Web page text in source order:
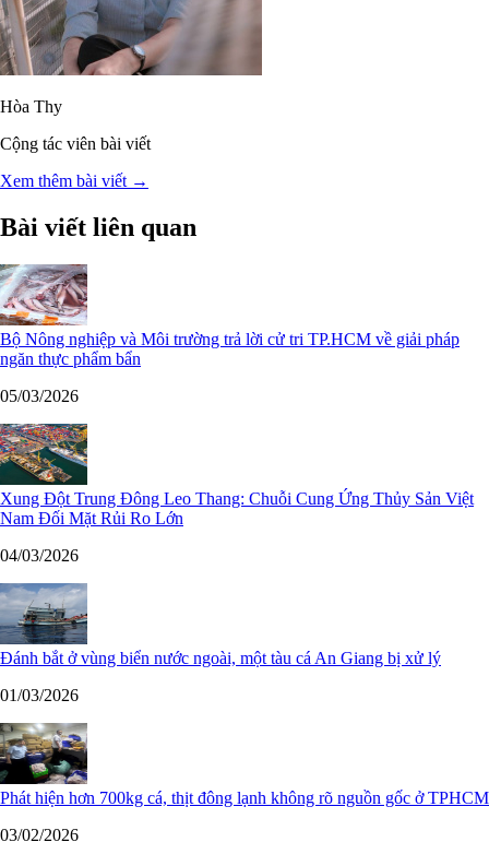
Hòa Thy
Cộng tác viên bài viết
Xem thêm bài viết →
Bài viết liên quan
Bộ Nông nghiệp và Môi trường trả lời cử tri TP.HCM về giải pháp
ngăn thực phẩm bẩn
05/03/2026
Xung Đột Trung Đông Leo Thang: Chuỗi Cung Ứng Thủy Sản Việt
Nam Đối Mặt Rủi Ro Lớn
04/03/2026
Đánh bắt ở vùng biển nước ngoài, một tàu cá An Giang bị xử lý
01/03/2026
Phát hiện hơn 700kg cá, thịt đông lạnh không rõ nguồn gốc ở TPHCM
03/02/2026